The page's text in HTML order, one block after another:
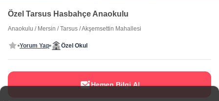
Özel Tarsus Hasbahçe Anaokulu
Anaokulu / Mersin /Tarsus /Akşemsettin Mahallesi
Yorum Yap Özel Okul
Hemen Bilgi Al